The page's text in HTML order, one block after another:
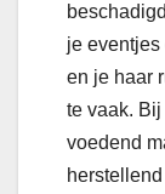
je
en je haar
te vaak.
voedend